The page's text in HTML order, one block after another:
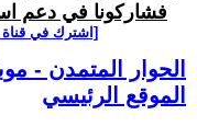
فشاركونا في دعم
[اشترك في قناة
الحوار المتمدن -
الموقع الرئيسي